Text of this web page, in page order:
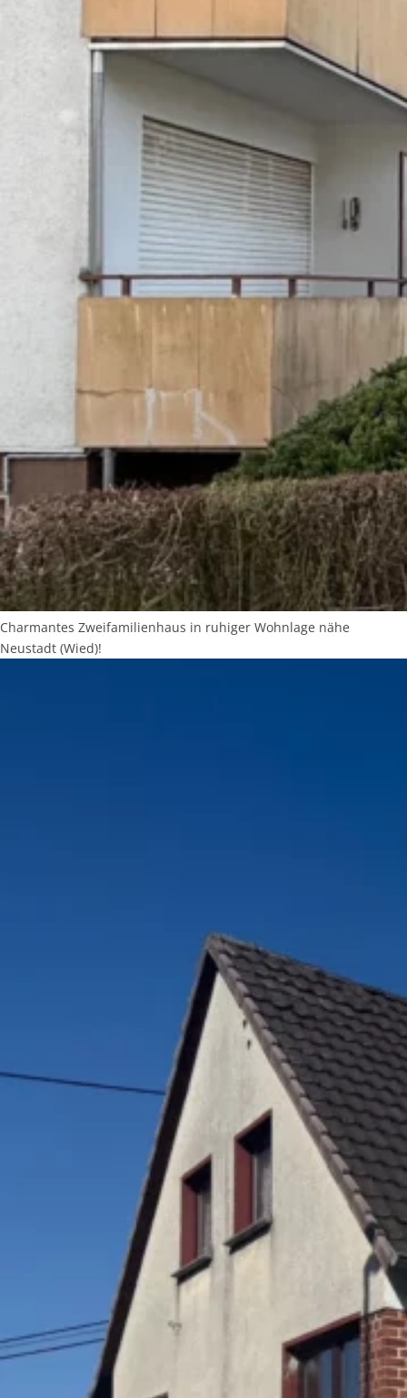
Charmantes Zweifamilienhaus in ruhiger Wohnlage nähe
Neustadt (Wied)!